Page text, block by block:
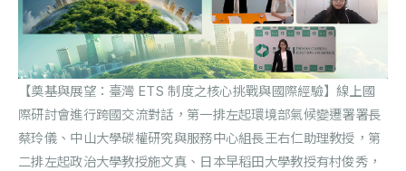
【奠基與展望：臺灣 ETS 制度之核心挑戰與國際經驗】線上國
際研討會進行跨國交流對話，第一排左起環境部氣候變遷署署長
蔡玲儀、中山大學碳權研究與服務中心組長王右仁助理教授，第
二排左起政治大學教授施文真、日本早稻田大學教授有村俊秀，